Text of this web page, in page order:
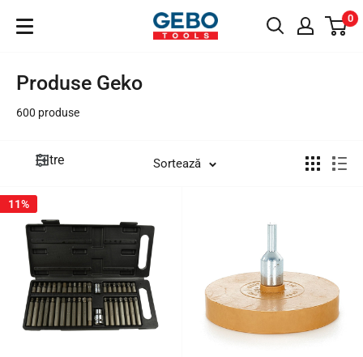
GeboTools.ro 0
Produse Geko
600 produse
Filtre Sortează
11%